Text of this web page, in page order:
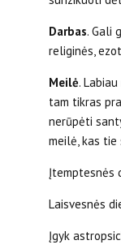
Darbas. Gali
religinės,
Meilė.
tam tikras
nerūpėti
meilė, kas tie
Įtemptesnės
Laisvesnės
Įgyk